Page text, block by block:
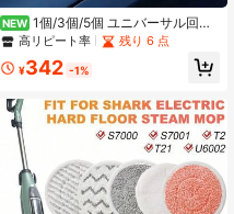
NEW 1個/3個/5個 ユニバーサル回転
式モップヘッド、ひまわり型ラウン
ドライオンヘッドファイバーモップ
ヘッド
高リピート率 残り 6 点
¥342 -1%